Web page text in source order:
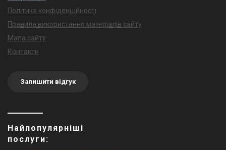
Політика конфіденційності
Правила використання матеріалів сайту
Мапа сайту
Контакти
Залишити відгук
Найпопулярніші
послуги: